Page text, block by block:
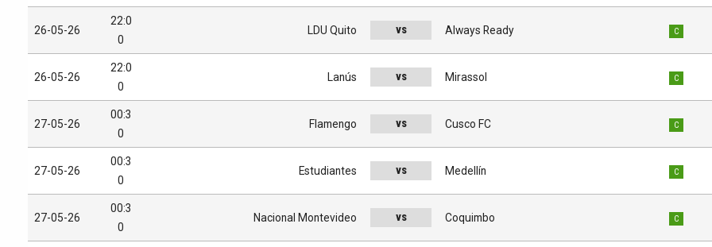
26-05-26
22:0
0
LDU Quito vs Always Ready C
26-05-26
22:0
0
Lanús vs Mirassol C
27-05-26
00:3
0
Flamengo vs Cusco FC C
27-05-26
00:3
0
Estudiantes vs Medellín C
27-05-26
00:3
0
Nacional Montevideo vs Coquimbo C